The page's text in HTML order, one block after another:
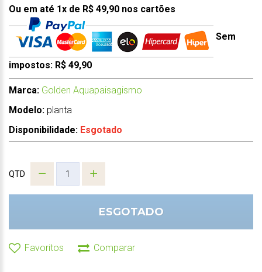
Ou em até 1x de R$ 49,90 nos cartões
Sem
impostos: R$ 49,90
Marca: Golden Aquapaisagismo
Modelo: planta
Disponibilidade: Esgotado
QTD
ESGOTADO
Favoritos Comparar